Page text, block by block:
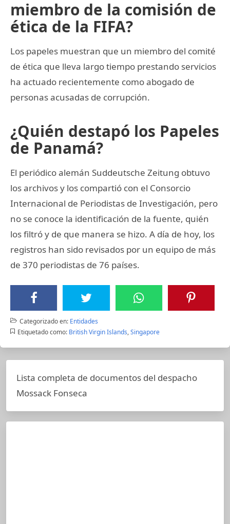
miembro de la comisión de
ética de la FIFA?
Los papeles muestran que un miembro del comité
de ética que lleva largo tiempo prestando servicios
ha actuado recientemente como abogado de
personas acusadas de corrupción.
¿Quién destapó los Papeles
de Panamá?
El periódico alemán Suddeutsche Zeitung obtuvo
los archivos y los compartió con el Consorcio
Internacional de Periodistas de Investigación, pero
no se conoce la identificación de la fuente, quién
los filtró y de que manera se hizo. A día de hoy, los
registros han sido revisados por un equipo de más
de 370 periodistas de 76 países.
Categorizado en: Entidades
Etiquetado como: British Virgin Islands,Singapore
Lista completa de documentos del despacho
Mossack Fonseca